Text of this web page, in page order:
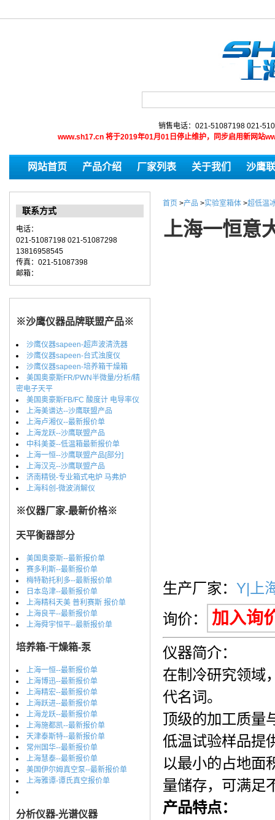
销售电话：021-51087198 021-
www.sh17.cn 将于2019年01月01日停止维护，同步启用新网站
网站首页 产品介绍 厂家列表 关于我们 沙鹰
联系方式
电话：
021-51087198 021-51087298
13816958545
传真：021-51087398
邮箱：
※沙鹰仪器品牌联盟产品※
沙鹰仪器sapeen-超声波清洗器
沙鹰仪器sapeen-台式浊度仪
沙鹰仪器sapeen-培养箱干燥箱
美国奥豪斯FR/PWN半微量/分析/精
密电子天平
美国奥豪斯FB/FC 酸度计 电导率仪
上海美谱达--沙鹰联盟产品
上海卢湘仪--最新报价单
上海龙跃--沙鹰联盟产品
中科美菱--低温箱最新报价单
上海一恒--沙鹰联盟产品[部分]
上海汉克--沙鹰联盟产品
济南精锐-专业箱式电炉 马弗炉
上海科创-微波消解仪
※仪器厂家-最新价格※
天平衡器部分
美国奥豪斯--最新报价单
赛多利斯--最新报价单
梅特勒托利多--最新报价单
日本岛津--最新报价单
上海精科天美 普利赛斯 报价单
上海良平--最新报价单
上海舜宇恒平--最新报价单
培养箱-干燥箱-泵
上海一恒--最新报价单
上海博迅--最新报价单
上海精宏--最新报价单
上海跃进--最新报价单
上海龙跃--最新报价单
上海施都凯--最新报价单
天津泰斯特--最新报价单
常州国华--最新报价单
上海慧泰--最新报价单
美国伊尔姆真空泵--最新报价单
上海雅谭-谭氏真空报价单
分析仪器-光谱仪器
首页 >产品 >实验室箱体 >超低温
上海一恒意
生产厂家： Y|上
询价：
加入询
仪器简介：
在制冷研究领域
代名词。
顶级的加工质量
低温试验样品提
以最小的占地面
量储存，可满足
产品特点：